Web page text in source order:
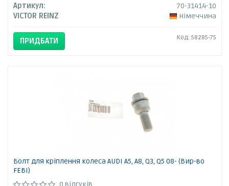
Артикул:
70-31414-10
VICTOR REINZ
Німеччина
ПРИДБАТИ Код: 58285-75
Болт для кріплення колеса AUDI A5, A8, Q3, Q5 08- (Вир-во
FEBI)
0 відгуків